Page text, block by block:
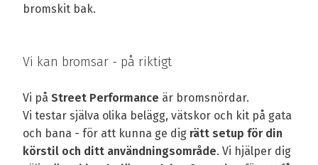
bromskit bak.
Vi kan bromsar - på riktigt
Vi på Street Performance är bromsnördar.
Vi testar själva olika belägg, vätskor och kit på gata
och bana - för att kunna ge dig rätt setup för din
körstil och ditt användningsområde. Vi hjälper dig